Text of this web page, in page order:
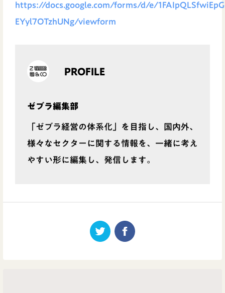
https://docs.google.com/forms/d/e/
EYyl7OTzhUNg/viewform
PROFILE
ゼブラ編集部
「ゼブラ経営の体系化」を目指し、国内外、
様々なセクターに関する情報を、一緒に考え
やすい形に編集し、発信します。